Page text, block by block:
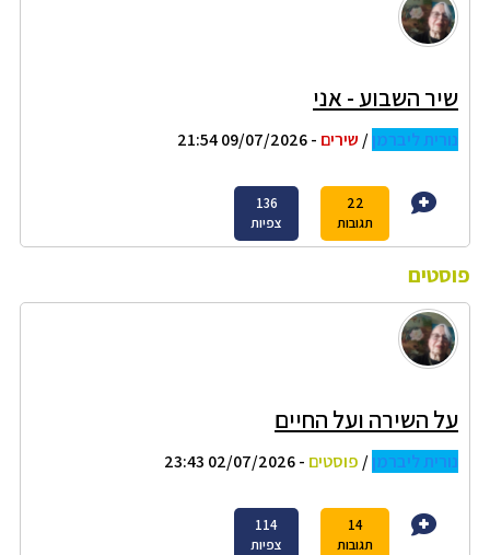
שיר השבוע - אני
נורית ליברמן/ שירים - 09/07/2026 21:54
22
תגובות
136
צפיות
פוסטים
על השירה ועל החיים
נורית ליברמן/ פוסטים - 02/07/2026 23:43
14
תגובות
114
צפיות